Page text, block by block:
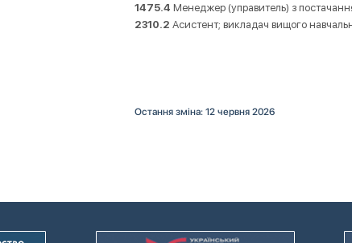
1475.4 Менеджер (управитель) з
2310.2 Асистент; викладач вищого
Остання зміна: 12 червня 2026